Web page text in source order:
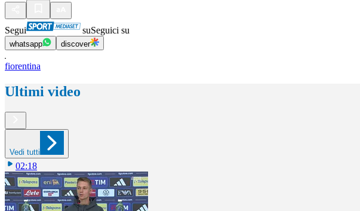
Segui suSeguici su
whatsapp discover
fiorentina
Ultimi video
Vedi tutti
02:18